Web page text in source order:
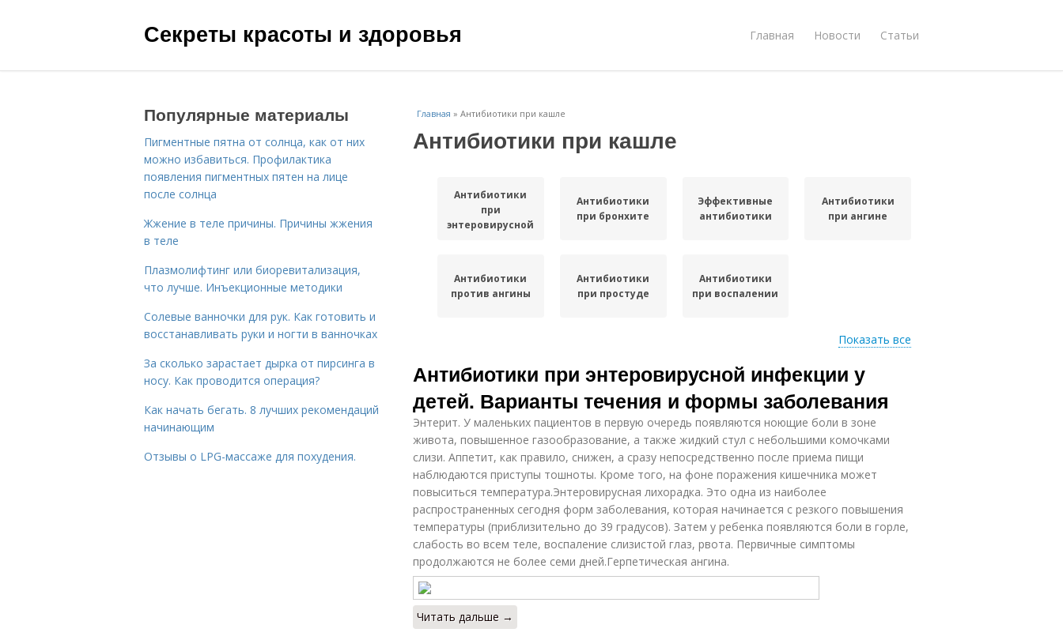
Секреты красоты и здоровья Главная Новости Статьи
Главная » Антибиотики при кашле
Антибиотики при кашле
Антибиотики
при
энтеровирусной
Антибиотики
при бронхите
Эффективные
антибиотики
Антибиотики
при ангине
Антибиотики
против ангины
Антибиотики
при простуде
Антибиотики
при воспалении
Показать все
Антибиотики при энтеровирусной инфекции у
детей. Варианты течения и формы заболевания
Энтерит. У маленьких пациентов в первую очередь появляются ноющие боли в зоне
живота, повышенное газообразование, а также жидкий стул с небольшими комочками
слизи. Аппетит, как правило, снижен, а сразу непосредственно после приема пищи
наблюдаются приступы тошноты. Кроме того, на фоне поражения кишечника может
повыситься температура.Энтеровирусная лихорадка. Это одна из наиболее
распространенных сегодня форм заболевания, которая начинается с резкого повышения
температуры (приблизительно до 39 градусов). Затем у ребенка появляются боли в горле,
слабость во всем теле, воспаление слизистой глаз, рвота. Первичные симптомы
продолжаются не более семи дней.Герпетическая ангина.
Читать дальше →
Популярные материалы
Пигментные пятна от солнца, как от них
можно избавиться. Профилактика
появления пигментных пятен на лице
после солнца
Жжение в теле причины. Причины жжения
в теле
Плазмолифтинг или биоревитализация,
что лучше. Инъекционные методики
Солевые ванночки для рук. Как готовить и
восстанавливать руки и ногти в ванночках
За сколько зарастает дырка от пирсинга в
носу. Как проводится операция?
Как начать бегать. 8 лучших рекомендаций
начинающим
Отзывы о LPG-массаже для похудения.